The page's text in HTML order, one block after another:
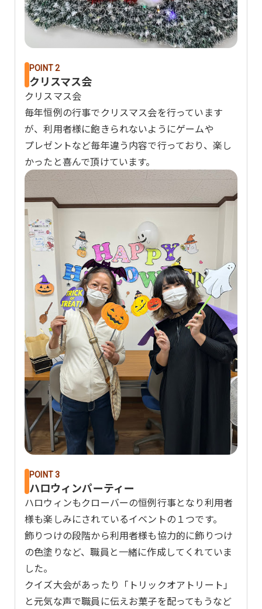
POINT 2
クリスマス会
クリスマス会
毎年恒例の行事でクリスマス会を行っています
が、利用者様に飽きられないようにゲームや
プレゼントなど毎年違う内容で行っており、楽し
かったと喜んで頂けています。
POINT 3
ハロウィンパーティー
ハロウィンもクローバーの恒例行事となり利用者
様も楽しみにされているイベントの１つです。
飾りつけの段階から利用者様も協力的に飾りつけ
の色塗りなど、職員と一緒に作成してくれていま
した。
クイズ大会があったり「トリックオアトリート」
と元気な声で職員に伝えお菓子を配ってもうなど